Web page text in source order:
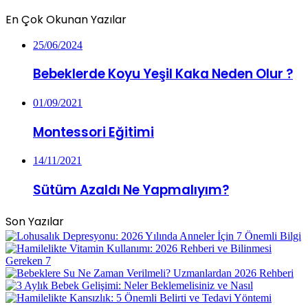
En Çok Okunan Yazılar
25/06/2024
Bebeklerde Koyu Yeşil Kaka Neden Olur ?
01/09/2021
Montessori Eğitimi
14/11/2021
Sütüm Azaldı Ne Yapmalıyım?
Son Yazılar